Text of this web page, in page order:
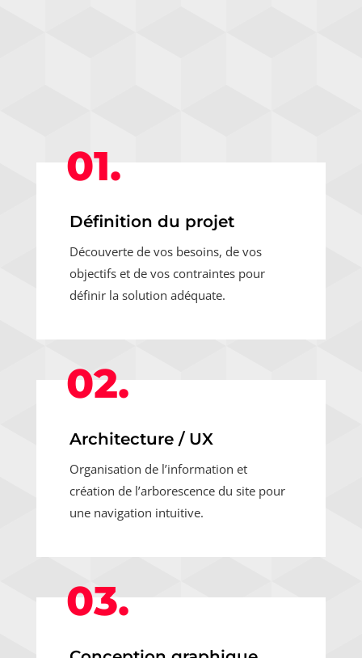
01.
Définition du projet
Découverte de vos besoins, de vos
objectifs et de vos contraintes pour
définir la solution adéquate.
02.
Architecture / UX
Organisation de l’information et
création de l’arborescence du site pour
une navigation intuitive.
03.